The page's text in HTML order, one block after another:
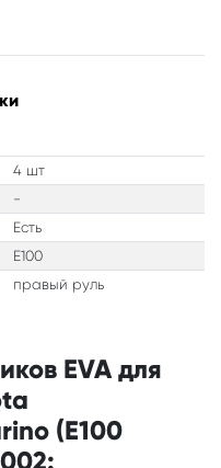
4 шт
-
Есть
E100
правый руль
EVA для
(E100